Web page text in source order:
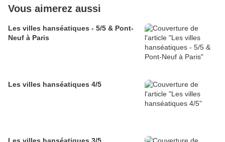
Vous aimerez aussi
Les villes hanséatiques - 5/5 & Pont-
Neuf à Paris
Les villes hanséatiques 4/5